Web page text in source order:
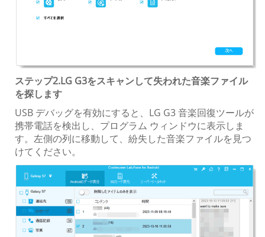
ステップ2.LG G3をスキャンして失われた音楽ファイル
を探します
USB デバッグを有効にすると、LG G3 音楽回復ツールが
携帯電話を検出し、プログラム ウィンドウに表示しま
す。左側の列に移動して、紛失した音楽ファイルを見つ
けてください。